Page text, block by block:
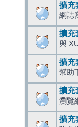
擴充
網誌
擴充
與
擴充
幫助
擴充
瀏覽
擴充